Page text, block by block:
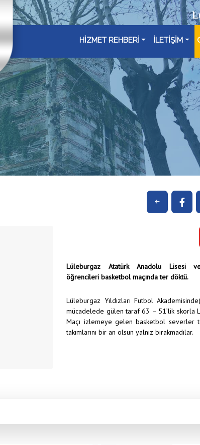
HİZMET REHBERİ İLETİŞİM
Lüleburgaz Atatürk Anadolu Lisesi
öğrencileri basketbol maçında ter döktü.
Lüleburgaz Yıldızları Futbol
mücadelede gülen taraf 63 – 51’lik skorla
Maçı izlemeye gelen basketbol severler
takımlarını bir an olsun yalnız bırakmadılar.